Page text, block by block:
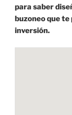
para saber
buzoneo que
inversión.